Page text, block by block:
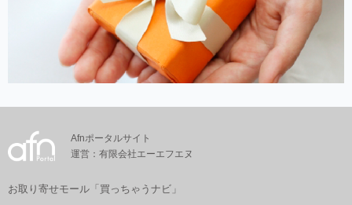
Afnポータルサイト
運営：有限会社エーエフエヌ
お取り寄せモール「買っちゃうナビ」